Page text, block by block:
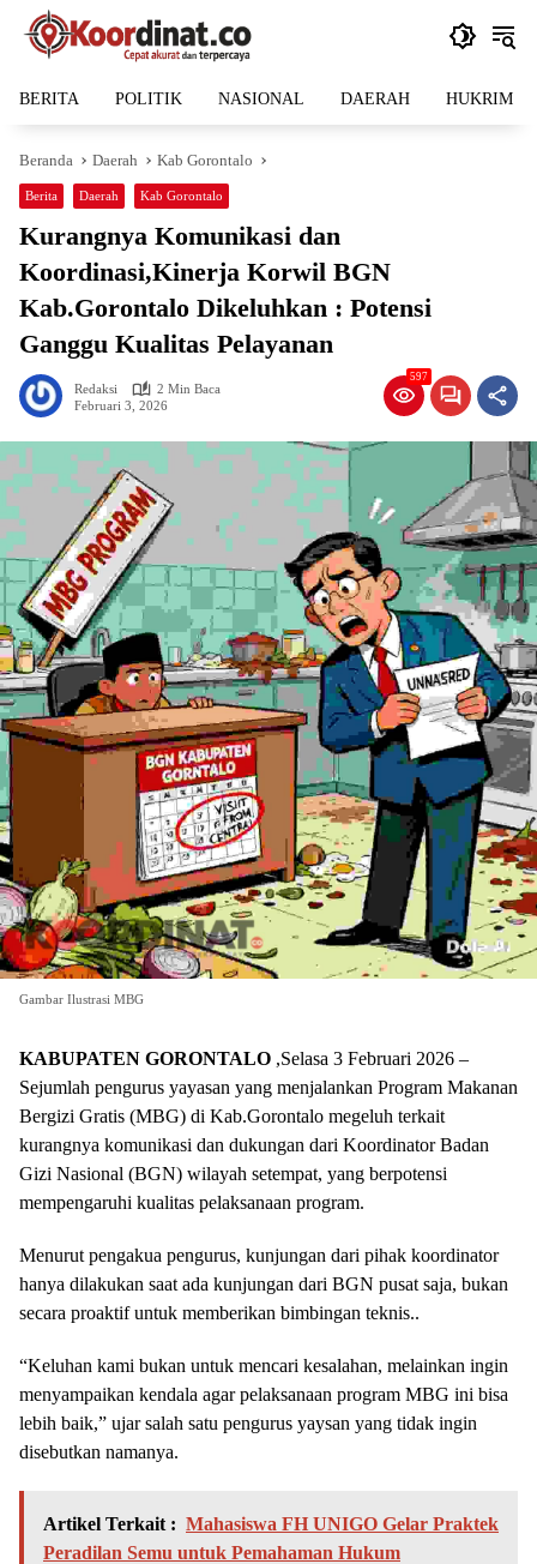
Langsung
BERITA POLITIK NASIONAL DAERAH HUKRIM
Beranda Daerah Kab Gorontalo
Berita Daerah Kab Gorontalo
Kurangnya Komunikasi dan
Koordinasi,Kinerja Korwil BGN
Kab.Gorontalo Dikeluhkan : Potensi
Ganggu Kualitas Pelayanan
Redaksi
2 Min Baca
Februari 3, 2026
597
Gambar Ilustrasi MBG
KABUPATEN GORONTALO ,Selasa 3 Februari 2026 –
Sejumlah pengurus yayasan yang menjalankan Program Makanan
Bergizi Gratis (MBG) di Kab.Gorontalo megeluh terkait
kurangnya komunikasi dan dukungan dari Koordinator Badan
Gizi Nasional (BGN) wilayah setempat, yang berpotensi
mempengaruhi kualitas pelaksanaan program.
Menurut pengakua pengurus, kunjungan dari pihak koordinator
hanya dilakukan saat ada kunjungan dari BGN pusat saja, bukan
secara proaktif untuk memberikan bimbingan teknis..
“Keluhan kami bukan untuk mencari kesalahan, melainkan ingin
menyampaikan kendala agar pelaksanaan program MBG ini bisa
lebih baik,” ujar salah satu pengurus yaysan yang tidak ingin
disebutkan namanya.
Artikel Terkait : Mahasiswa FH UNIGO Gelar Praktek
Peradilan Semu untuk Pemahaman Hukum